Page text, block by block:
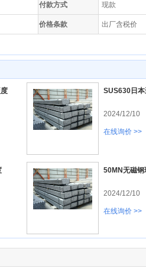
付款方式 现款
价格条款 出厂含税价
SUS630日
2024/12/10
在线询价 >>
50MN无磁钢
2024/12/10
在线询价 >>